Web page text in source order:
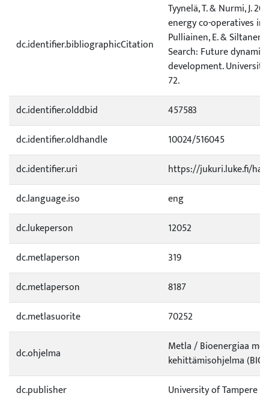
dc.identifier.bibliographicCitation
Tyynelä, T. & Nurmi, J.
energy co-operatives in
Pulliainen, E. & Siltanen,
Search: Future
development. University
72.
dc.identifier.olddbid
457583
dc.identifier.oldhandle
10024/516045
dc.identifier.uri
https://jukuri.luke.fi/
dc.language.iso
eng
dc.lukeperson
12052
dc.metlaperson
319
dc.metlaperson
8187
dc.metlasuorite
70252
dc.ohjelma
Metla / Bioenergiaa
kehittämisohjelma (BIO)
dc.publisher
University of Tampere